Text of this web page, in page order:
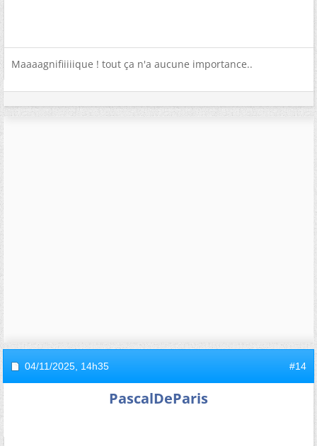
Maaaagnifiiiiique ! tout ça n'a aucune importance..
04/11/2025, 14h35 #14
PascalDeParis